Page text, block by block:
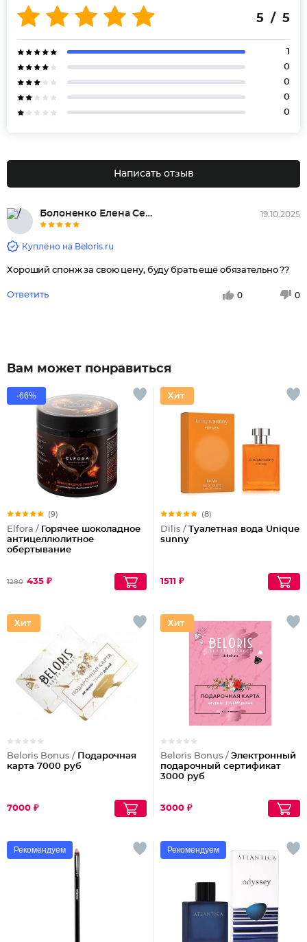
5 / 5
0
0
0
0
Написать отзыв
Болоненко Елена Сергеевна, Акт... 19.10.2025
Куплено на Beloris.ru
Хороший спонж за свою цену, буду брать ещё обязательно ??
Ответить 0 0
Вам может понравиться
-66%
(9)
Elfora /
Горячее шоколадное
антицеллюлитное
обертывание
1280 435 ₽
(8)
Dilis /
Туалетная вода Unique
sunny
1511 ₽
Beloris Bonus /
Подарочная
карта 7000 руб
7000 ₽
Beloris Bonus / Электронный
подарочный сертификат
3000 руб
3000 ₽
Рекомендуем Рекомендуем